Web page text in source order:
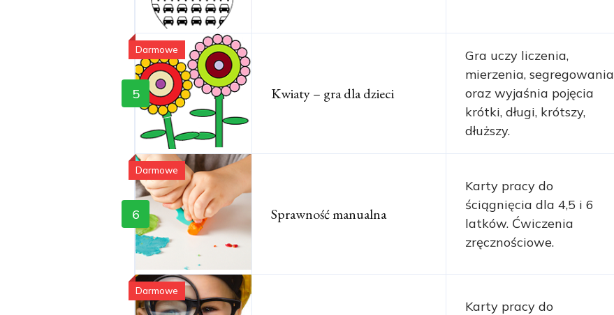
Darmowe
5 Kwiaty – gra dla dzieci
Gra uczy liczenia,
mierzenia, segregowania
oraz wyjaśnia pojęcia
krótki, długi, krótszy,
dłuższy.
Darmowe
6 Sprawność manualna
Karty pracy do
ściągnięcia dla 4,5 i 6
latków. Ćwiczenia
zręcznościowe.
Darmowe
Karty pracy do